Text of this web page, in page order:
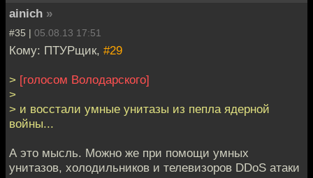
ainich »
#35 | 05.08.13 17:51
Кому: ПТУРщик, #29
> [голосом Володарского]
>
> и восстали умные унитазы из пепла ядерной
войны...
А это мысль. Можно же при помощи умных
унитазов, холодильников и телевизоров DDoS атаки